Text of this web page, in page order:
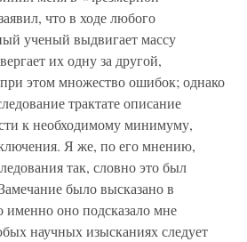
что в ходе любого
ученый выдвигает массу
их одну за другой,
этом множество ошибок; однако
трактате описание
к необходимому минимуму,
Я же, по его мнению,
так, словно это был
было высказано в
именно оно подсказало мне
научных изысканиях следует